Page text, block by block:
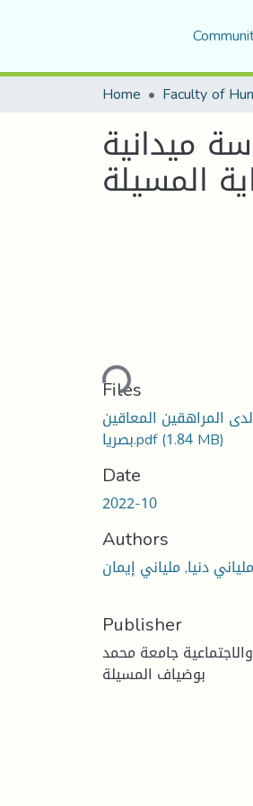
Home
ميدانية
المسيلة
Loading...
Files
المراهقين المعاقين
بصريا.pdf(1.84 MB)
Date
2022-10
Authors
ملياني دنيا, ملياني إيمان
Publisher
جامعة محمد
بوضياف المسيلة